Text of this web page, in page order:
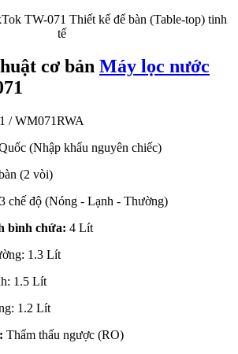
cơ bản Máy lọc nước
/ WM071RWA
(Nhập khẩu nguyên chiếc)
(2 vòi)
3 chế độ (Nóng - Lạnh - Thường)
bình chứa: 4 Lít
1.3 Lít
1.5 Lít
1.2 Lít
Thẩm thấu ngược (RO)